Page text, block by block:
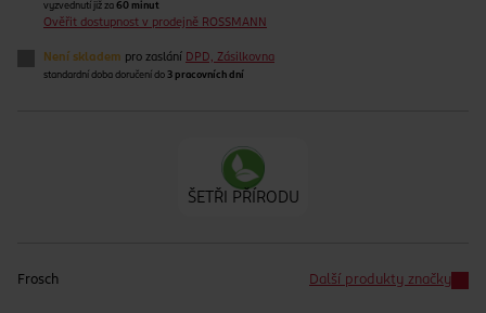
vyzvednutí již za 60 minut
Ověřit dostupnost v prodejně ROSSMANN
Není skladem pro zaslání DPD, Zásilkovna
standardní doba doručení do 3 pracovních dní
ŠETŘI PŘÍRODU
Frosch Další produkty značky